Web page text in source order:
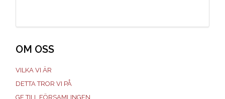
OM OSS
VILKA VI ÄR
DETTA TROR VI PÅ
GE TILL FÖRSAMLINGEN